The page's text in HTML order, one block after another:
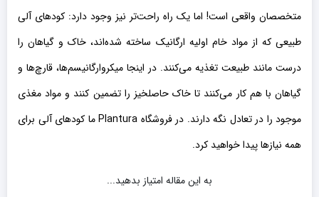
متخصصان واقعی است! اما یک راه راحت‌تر نیز وجود دارد: کودهای آلی
طبیعی که از مواد خام اولیه ارگانیک ساخته شده‌اند، خاک و گیاهان را
درست مانند طبیعت تغذیه می‌کنند. در اینجا میکروارگانیسم‌ها، قارچ‌ها و
گیاهان با هم کار می‌کنند تا خاک حاصلخیز را تضمین کنند و مواد مغذی
موجود را در تعادل نگه دارند. در فروشگاه Plantura ما کودهای آلی برای
همه نیازها پیدا خواهید کرد.
به این مقاله امتیاز بدهید...